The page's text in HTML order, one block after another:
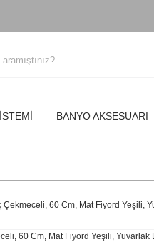
BANYO AKSESUARI
60 Cm, Mat Fiyord Yeşili,